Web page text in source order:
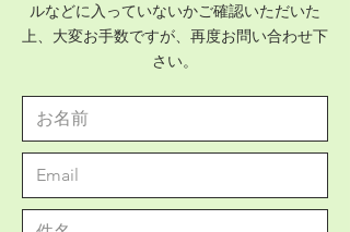
ルなどに入っていないかご確認いただいた
上、大変お手数ですが、再度お問い合わせ下
さい。